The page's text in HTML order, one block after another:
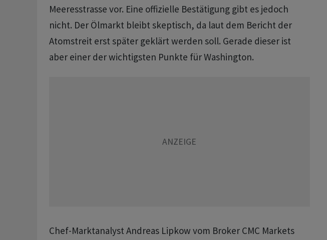
Meeresstrasse vor. Eine offizielle Bestätigung gibt es jedoch
nicht. Der Ölmarkt bleibt skeptisch, da laut dem Bericht der
Atomstreit erst später geklärt werden soll. Gerade dieser ist
aber einer der wichtigsten Punkte für Washington.
Chef-Marktanalyst Andreas Lipkow vom Broker CMC Markets